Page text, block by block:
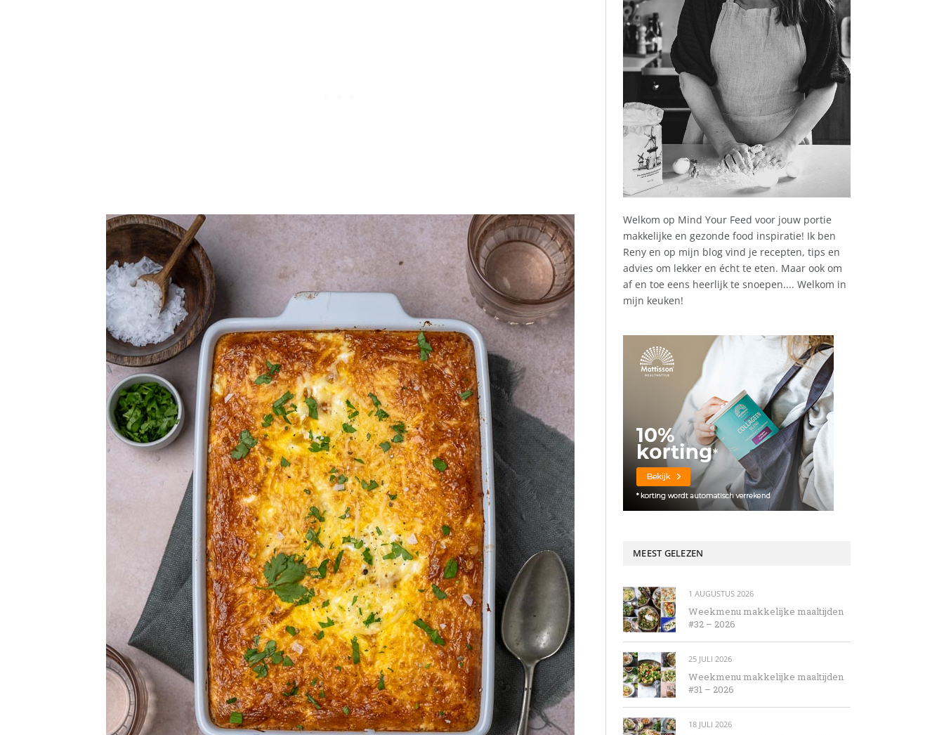
Welkom op Mind Your Feed voor jouw portie
makkelijke en gezonde food inspiratie! Ik ben
Reny en op mijn blog vind je recepten, tips en
advies om lekker en écht te eten. Maar ook om
af en toe eens heerlijk te snoepen.... Welkom in
mijn keuken!
MEEST GELEZEN
1 AUGUSTUS 2026
Weekmenu makkelijke maaltijden
#32 – 2026
25 JULI 2026
Weekmenu makkelijke maaltijden
#31 – 2026
18 JULI 2026